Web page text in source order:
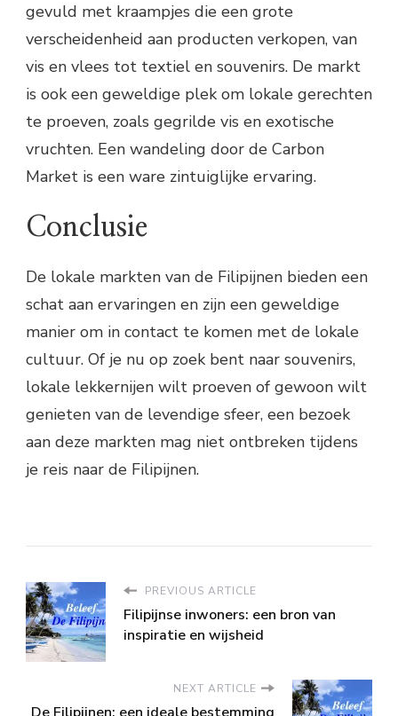
gevuld met kraampjes die een grote
verscheidenheid aan producten verkopen, van
vis en vlees tot textiel en souvenirs. De markt
is ook een geweldige plek om lokale gerechten
te proeven, zoals gegrilde vis en exotische
vruchten. Een wandeling door de Carbon
Market is een ware zintuiglijke ervaring.
Conclusie
De lokale markten van de Filipijnen bieden een
schat aan ervaringen en zijn een geweldige
manier om in contact te komen met de lokale
cultuur. Of je nu op zoek bent naar souvenirs,
lokale lekkernijen wilt proeven of gewoon wilt
genieten van de levendige sfeer, een bezoek
aan deze markten mag niet ontbreken tijdens
je reis naar de Filipijnen.
PREVIOUS ARTICLE
Filipijnse inwoners: een bron van
inspiratie en wijsheid
NEXT ARTICLE